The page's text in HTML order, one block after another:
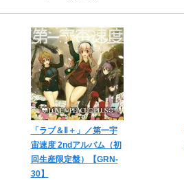
「ラブ＆Ⅱ＋」／第一宇
宙速度 2ndアルバム（初
回生産限定盤）【GRN-
30】